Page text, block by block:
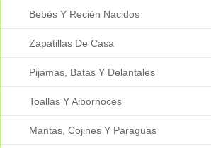
Bebés Y Recién Nacidos
Zapatillas De Casa
Pijamas, Batas Y Delantales
Toallas Y Albornoces
Mantas, Cojines Y Paraguas